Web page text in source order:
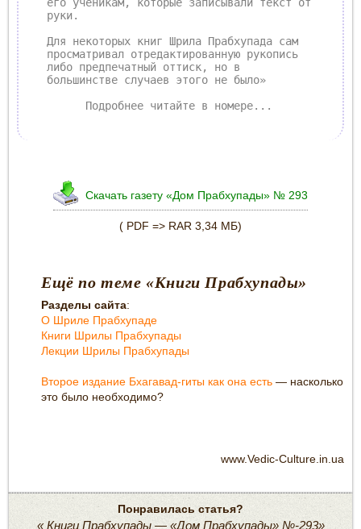
руки.
Для некоторых книг Шрила Прабхупада сам
просматривал отредактированную рукопись
либо предпечатный оттиск, но в
большинстве случаев этого не было»
Подробнее читайте в номере...
Скачать газету «Дом Прабхупады» № 293
( PDF => RAR 3,34 МБ)
Ещё по теме «Книги Прабхупады»
Разделы сайта:
О Шриле Прабхупаде
Книги Шрилы Прабхупады
Лекции Шрилы Прабхупады
Второе издание Бхагавад-гиты как она есть — насколько
это было необходимо?
www.Vedic-Culture.in.ua
Понравилась статья?
« Книги Прабхупады — «Дом Прабхупады» №-293»